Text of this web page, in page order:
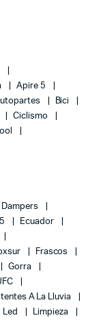
Apire 5
Bici
Ciclismo
Dampers
Ecuador
Frascos
Gorra
A La Lluvia
Led
Limpieza